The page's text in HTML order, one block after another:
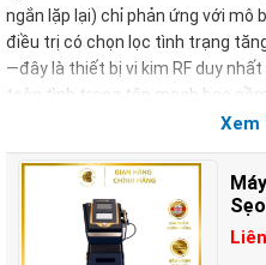
ngắn lặp lại) chỉ phản ứng với
điều trị có chọn lọc tình trạng
—đây là thiết bị vi kim RF duy
toàn tình trạng tân mạch bao
bệnh trứng cá đỏ và nám da.
Mục lục
Xem